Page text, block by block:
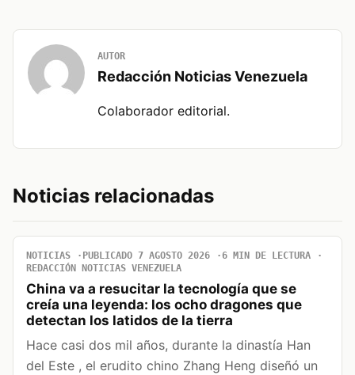
AUTOR
Redacción Noticias Venezuela
Colaborador editorial.
Noticias relacionadas
NOTICIAS PUBLICADO 7 AGOSTO 2026
6 MIN DE LECTURA
REDACCIÓN NOTICIAS VENEZUELA
China va a resucitar la tecnología que se
creía una leyenda: los ocho dragones que
detectan los latidos de la tierra
Hace casi dos mil años, durante la dinastía Han
del Este , el erudito chino Zhang Heng diseñó un